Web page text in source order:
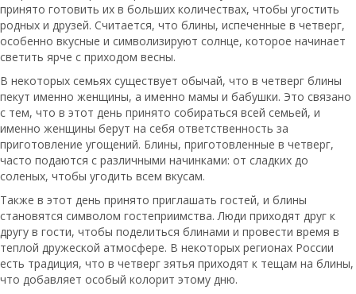
принято готовить их в больших количествах, чтобы угостить
родных и друзей. Считается, что блины, испеченные в четверг,
особенно вкусные и символизируют солнце, которое начинает
светить ярче с приходом весны.
В некоторых семьях существует обычай, что в четверг блины
пекут именно женщины, а именно мамы и бабушки. Это связано
с тем, что в этот день принято собираться всей семьей, и
именно женщины берут на себя ответственность за
приготовление угощений. Блины, приготовленные в четверг,
часто подаются с различными начинками: от сладких до
соленых, чтобы угодить всем вкусам.
Также в этот день принято приглашать гостей, и блины
становятся символом гостеприимства. Люди приходят друг к
другу в гости, чтобы поделиться блинами и провести время в
теплой дружеской атмосфере. В некоторых регионах России
есть традиция, что в четверг зятья приходят к тещам на блины,
что добавляет особый колорит этому дню.